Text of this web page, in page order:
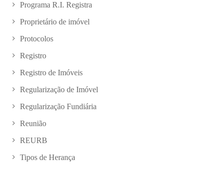
Programa R.I. Registra
Proprietário de imóvel
Protocolos
Registro
Registro de Imóveis
Regularização de Imóvel
Regularização Fundiária
Reunião
REURB
Tipos de Herança